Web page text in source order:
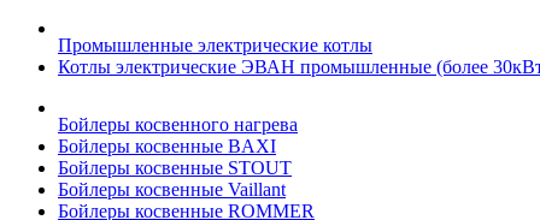
Промышленные электрические котлы
Котлы электрические ЭВАН промышленные (более
Бойлеры косвенного нагрева
Бойлеры косвенные BAXI
Бойлеры косвенные STOUT
Бойлеры косвенные Vaillant
Бойлеры косвенные ROMMER